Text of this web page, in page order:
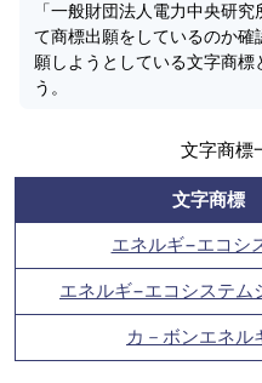
「一般財団法人電力中央研
て商標出願をしているのか確
願しようとしている文字商
う。
文字商標
文字商標
エネルギ−エコシ
エネルギ−エコシステム
カ－ボンエネル